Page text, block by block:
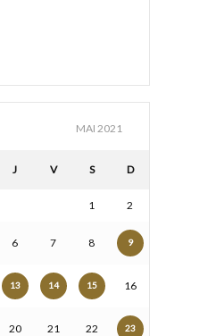
MAI 2021
J V S D
1 2
6 7 8 9
13 14 15 16
20 21 22 23